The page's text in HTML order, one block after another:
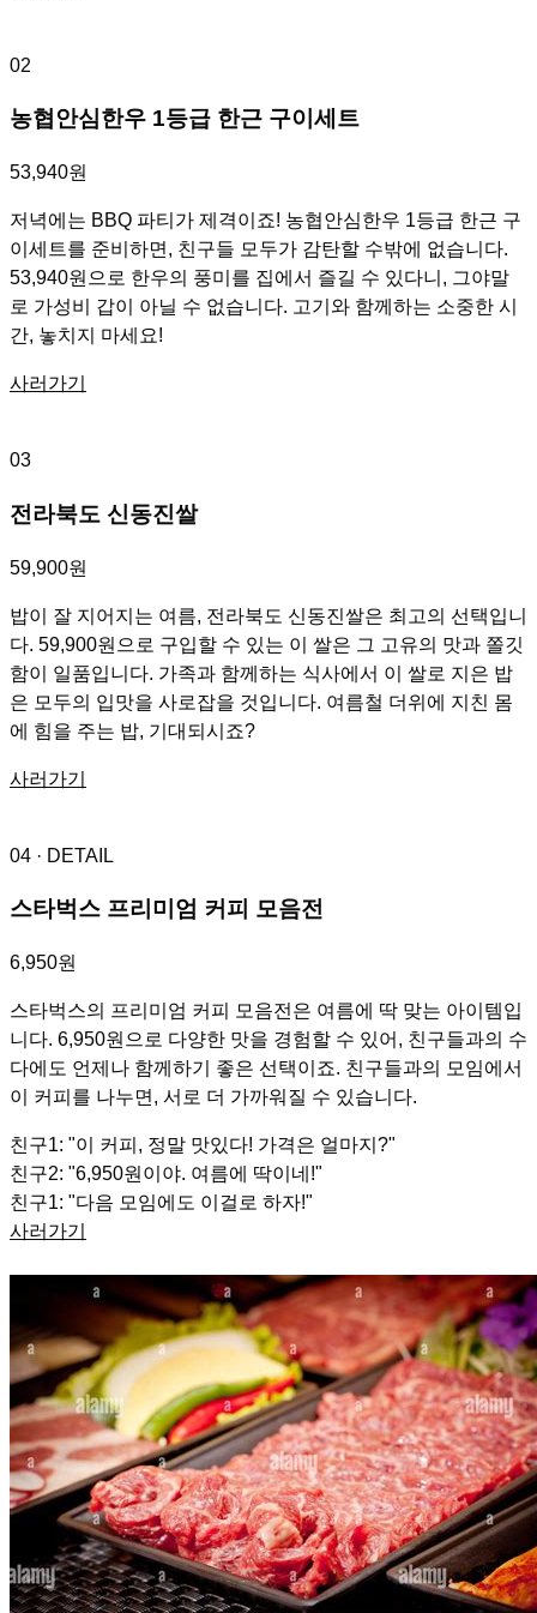
02
농협안심한우 1등급 한근 구이세트
53,940원
저녁에는 BBQ 파티가 제격이죠! 농협안심한우 1등급 한근 구
이세트를 준비하면, 친구들 모두가 감탄할 수밖에 없습니다.
53,940원으로 한우의 풍미를 집에서 즐길 수 있다니, 그야말
로 가성비 갑이 아닐 수 없습니다. 고기와 함께하는 소중한 시
간, 놓치지 마세요!
사러가기
03
전라북도 신동진쌀
59,900원
밥이 잘 지어지는 여름, 전라북도 신동진쌀은 최고의 선택입니
다. 59,900원으로 구입할 수 있는 이 쌀은 그 고유의 맛과 쫄깃
함이 일품입니다. 가족과 함께하는 식사에서 이 쌀로 지은 밥
은 모두의 입맛을 사로잡을 것입니다. 여름철 더위에 지친 몸
에 힘을 주는 밥, 기대되시죠?
사러가기
04 · DETAIL
스타벅스 프리미엄 커피 모음전
6,950원
스타벅스의 프리미엄 커피 모음전은 여름에 딱 맞는 아이템입
니다. 6,950원으로 다양한 맛을 경험할 수 있어, 친구들과의 수
다에도 언제나 함께하기 좋은 선택이죠. 친구들과의 모임에서
이 커피를 나누면, 서로 더 가까워질 수 있습니다.
친구1: "이 커피, 정말 맛있다! 가격은 얼마지?"
친구2: "6,950원이야. 여름에 딱이네!"
친구1: "다음 모임에도 이걸로 하자!"
사러가기